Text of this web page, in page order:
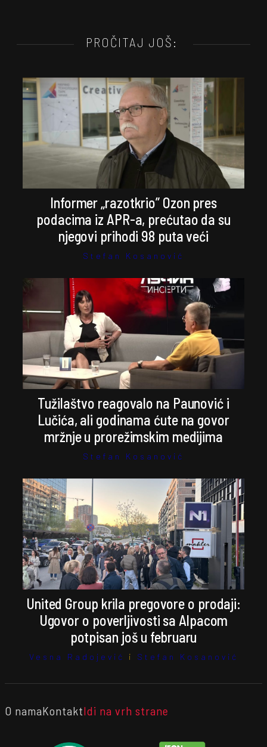
PROČITAJ JOŠ:
Informer „razotkrio” Ozon pres
podacima iz APR-a, prećutao da su
njegovi prihodi 98 puta veći
Stefan Kosanović
Tužilaštvo reagovalo na Paunović i
Lučića, ali godinama ćute na govor
mržnje u prorežimskim medijima
Stefan Kosanović
United Group krila pregovore o prodaji:
Ugovor o poverljivosti sa Alpacom
potpisan još u februaru
Vesna Radojević i Stefan Kosanović
O namaKontaktIdi na vrh strane